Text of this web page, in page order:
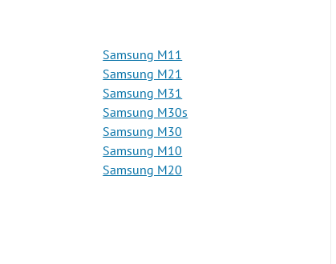
Samsung M11
Samsung M21
Samsung M31
Samsung M30s
Samsung M30
Samsung M10
Samsung M20